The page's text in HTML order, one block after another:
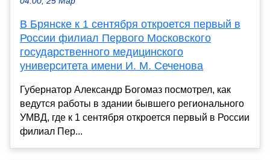
В Брянске к 1 сентября откроется первый в
России филиал Первого Московского
государственного медицинского
университета имени И. М. Сеченова
Губернатор Александр Богомаз посмотрел, как
ведутся работы в здании бывшего регионального
УМВД, где к 1 сентября откроется первый в России
филиал Пер...